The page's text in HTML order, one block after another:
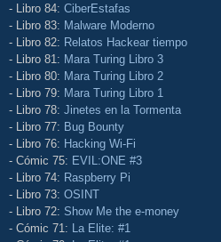
- Libro 84: CiberEstafas
- Libro 83: Malware Moderno
- Libro 82: Relatos Hackear tiempo
- Libro 81: Mara Turing Libro 3
- Libro 80: Mara Turing Libro 2
- Libro 79: Mara Turing Libro 1
- Libro 78: Jinetes en la Tormenta
- Libro 77: Bug Bounty
- Libro 76: Hacking Wi-Fi
- Cómic 75: EVIL:ONE #3
- Libro 74: Raspberry Pi
- Libro 73: OSINT
- Libro 72: Show Me the e-money
- Cómic 71: La Elite: #1